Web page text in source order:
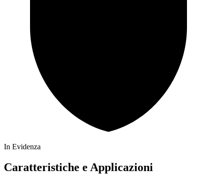
In Evidenza
Caratteristiche e Applicazioni